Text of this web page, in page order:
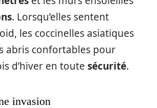
. Lorsqu’elles sentent
les coccinelles asiatiques
abris confortables pour
d’hiver en toute sécurité.
invasion